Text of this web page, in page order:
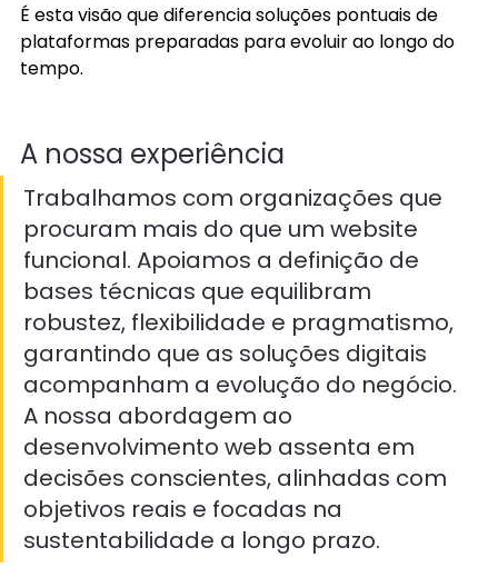
É esta visão que diferencia soluções pontuais de
plataformas preparadas para evoluir ao longo do
tempo.
A nossa experiência
Trabalhamos com organizações que
procuram mais do que um website
funcional. Apoiamos a definição de
bases técnicas que equilibram
robustez, flexibilidade e pragmatismo,
garantindo que as soluções digitais
acompanham a evolução do negócio.
A nossa abordagem ao
desenvolvimento web assenta em
decisões conscientes, alinhadas com
objetivos reais e focadas na
sustentabilidade a longo prazo.